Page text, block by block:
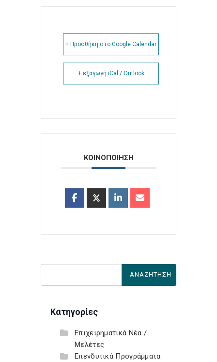
+ Προσθήκη στο Google Calendar
+ εξαγωγή iCal / Outlook
ΚΟΙΝΟΠΟΙΗΣΗ
Κατηγορίες
Επιχειρηματικά Νέα /
Μελέτες
Επενδυτικά Προγράμματα